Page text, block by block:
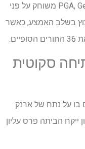
כמו רוב טורנירי ה- PGA, Genesis Scottish Open משוחק על פני
בשלב האמצע, כאשר
סקוטית
ג'נסיס סקוטי 2025 יילחם בו על נתח של ארנק
ייקח הביתה פרס עליון